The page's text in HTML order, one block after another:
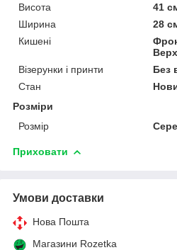
Висота
41
Ширина
28
Кишені
Візерунки і принти
Без
Стан
Розміри
Розмір
Приховати
Умови доставки
Нова Пошта
Магазини Rozetka